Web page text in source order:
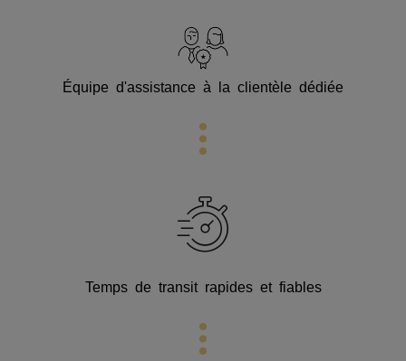
Équipe d'assistance à la clientèle dédiée
Temps de transit rapides et fiables